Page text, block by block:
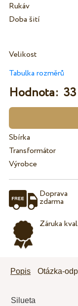
Rukáv
Doba šití
Velikost
Tabulka rozměrů
Hodnota:
Sbírka
Transformátor
Výrobce
Doprava
zdarma
Záruka
Popis Otázka-
Silueta